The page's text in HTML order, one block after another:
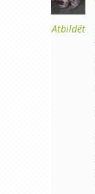
Atbildēt